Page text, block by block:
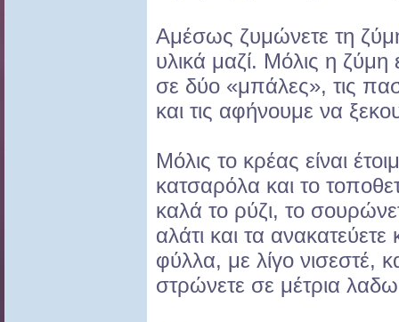
Αμέσως ζυμώνετε τη
υλικά μαζί. Μόλις η ζύμη
σε δύο «μπάλες», τις
και τις αφήνουμε να
Μόλις το κρέας είναι
κατσαρόλα και το
καλά το ρύζι, το
αλάτι και τα
φύλλα, με λίγο νισεστέ,
στρώνετε σε μέτρια